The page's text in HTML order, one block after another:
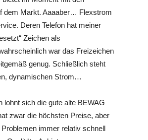
dem Markt. Aaaaber… Flexstrom
Deren Telefon hat meiner
Zeichen als
war das Freizeichen
genug. Schließlich steht
dynamischen Strom…
lohnt sich die gute alte BEWAG
zwar die höchsten Preise, aber
immer relativ schnell